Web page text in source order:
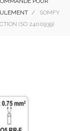
SOMFY
(SO 2400939)